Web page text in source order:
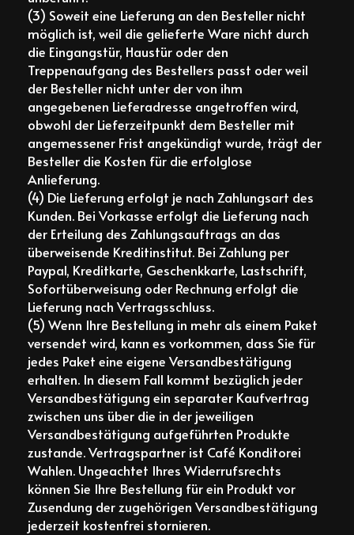
(3) Soweit eine Lieferung an den Besteller nicht
möglich ist, weil die gelieferte Ware nicht durch
die Eingangstür, Haustür oder den
Treppenaufgang des Bestellers passt oder weil
der Besteller nicht unter der von ihm
angegebenen Lieferadresse angetroffen wird,
obwohl der Lieferzeitpunkt dem Besteller mit
angemessener Frist angekündigt wurde, trägt der
Besteller die Kosten für die erfolglose
Anlieferung.
(4) Die Lieferung erfolgt je nach Zahlungsart des
Kunden. Bei Vorkasse erfolgt die Lieferung nach
der Erteilung des Zahlungsauftrags an das
überweisende Kreditinstitut. Bei Zahlung per
Paypal, Kreditkarte, Geschenkkarte, Lastschrift,
Sofortüberweisung oder Rechnung erfolgt die
Lieferung nach Vertragsschluss.
(5) Wenn Ihre Bestellung in mehr als einem Paket
versendet wird, kann es vorkommen, dass Sie für
jedes Paket eine eigene Versandbestätigung
erhalten. In diesem Fall kommt bezüglich jeder
Versandbestätigung ein separater Kaufvertrag
zwischen uns über die in der jeweiligen
Versandbestätigung aufgeführten Produkte
zustande. Vertragspartner ist Café Konditorei
Wahlen. Ungeachtet Ihres Widerrufsrechts
können Sie Ihre Bestellung für ein Produkt vor
Zusendung der zugehörigen Versandbestätigung
jederzeit kostenfrei stornieren.